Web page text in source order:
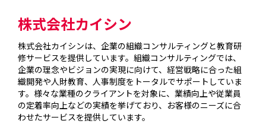
株式会社カイシン
株式会社カイシンは、企業の組織コンサルティングと教育研
修サービスを提供しています。組織コンサルティングでは、
企業の理念やビジョンの実現に向けて、経営戦略に合った組
織開発や人財教育、人事制度をトータルでサポートしていま
す。様々な業種のクライアントを対象に、業績向上や従業員
の定着率向上などの実績を挙げており、お客様のニーズに合
わせたサービスを提供しています。